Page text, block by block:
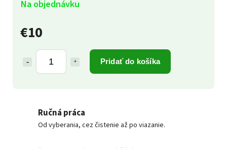
€10
Pridať do košíka
Na objednávku
Ručná práca
Od vyberania, cez čistenie až po viazanie.